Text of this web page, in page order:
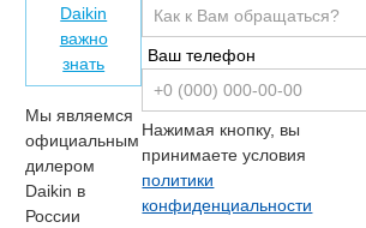
Ваш телефон
Нажимая кнопку, вы
принимаете условия
политики
конфиденциальности
Daikin
важно
знать
Мы являемся
официальным
дилером
Daikin в
России